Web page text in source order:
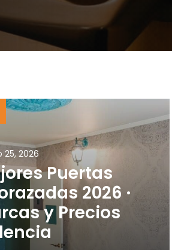
25, 2026
Puertas
2026 ·
y Precios